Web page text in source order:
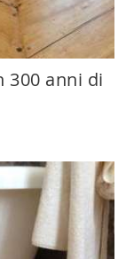
300 anni di